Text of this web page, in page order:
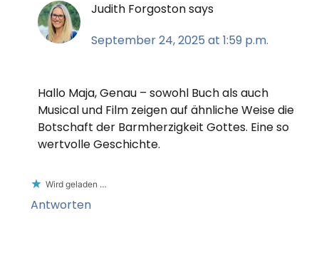
Judith Forgostonsays
September 24, 2025 at 1:59 p.m.
Hallo Maja, Genau – sowohl Buch als auch
Musical und Film zeigen auf ähnliche Weise die
Botschaft der Barmherzigkeit Gottes. Eine so
wertvolle Geschichte.
Wird geladen …
Antworten